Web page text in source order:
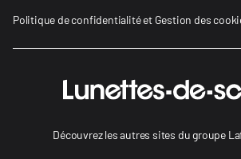
Politique de confidentialité et Gestion des
Découvrez les autres sites du groupe